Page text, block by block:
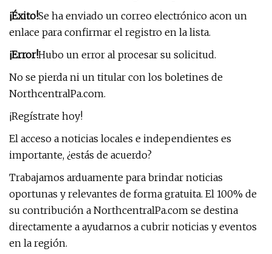
¡Éxito!Se ha enviado un correo electrónico acon un
enlace para confirmar el registro en la lista.
¡Error!Hubo un error al procesar su solicitud.
No se pierda ni un titular con los boletines de
NorthcentralPa.com.
¡Regístrate hoy!
El acceso a noticias locales e independientes es
importante, ¿estás de acuerdo?
Trabajamos arduamente para brindar noticias
oportunas y relevantes de forma gratuita. El 100% de
su contribución a NorthcentralPa.com se destina
directamente a ayudarnos a cubrir noticias y eventos
en la región.